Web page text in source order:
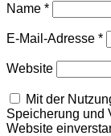
Name *
E-Mail-Adresse *
Website
Mit der
Speicherung und
Website